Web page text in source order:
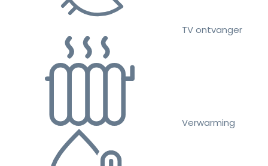
TV ontvanger
Verwarming